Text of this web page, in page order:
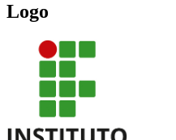
Logo